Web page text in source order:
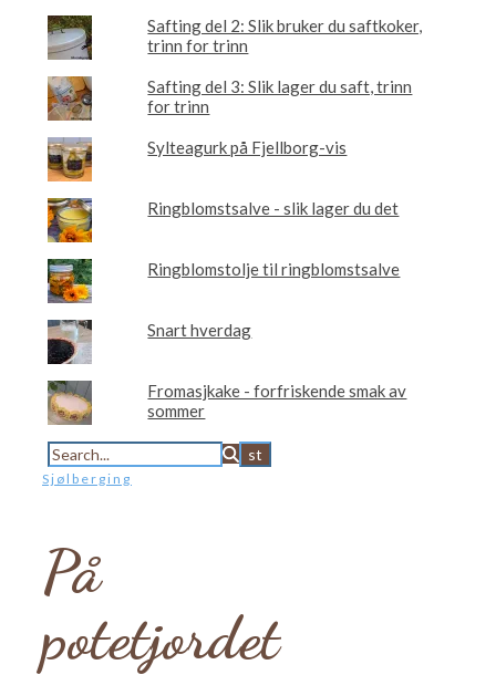
Safting del 2: Slik bruker du saftkoker,
trinn for trinn
Safting del 3: Slik lager du saft, trinn
for trinn
Sylteagurk på Fjellborg-vis
Ringblomstsalve - slik lager du det
Ringblomstolje til ringblomstsalve
Snart hverdag
Fromasjkake - forfriskende smak av
sommer
Sjølberging
På
potetjordet